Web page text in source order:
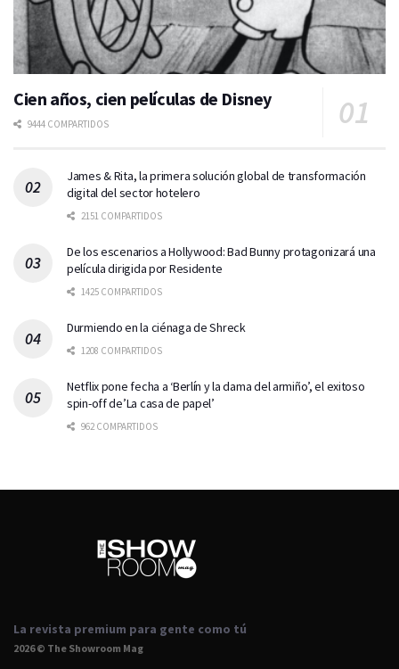
Cien años, cien películas de Disney
9444 COMPARTIDOS
James & Rita, la primera solución global de transformación
digital del sector hotelero
2151 COMPARTIDOS
De los escenarios a Hollywood: Bad Bunny protagonizará una
película dirigida por Residente
1425 COMPARTIDOS
Durmiendo en la ciénaga de Shreck
1208 COMPARTIDOS
Netflix pone fecha a ‘Berlín y la dama del armiño’, el exitoso
spin-off de’La casa de papel’
962 COMPARTIDOS
La revista premium para gente como tú
2026 © The Showroom Mag